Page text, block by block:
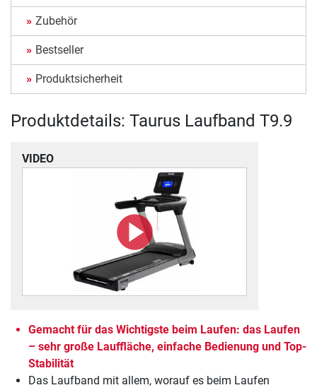
Zubehör
Bestseller
Produktsicherheit
Produktdetails: Taurus Laufband T9.9
VIDEO
Gemacht für das Wichtigste beim Laufen: das Laufen
– sehr große Lauffläche, einfache Bedienung und Top-
Stabilität
Das Laufband mit allem, worauf es beim Laufen